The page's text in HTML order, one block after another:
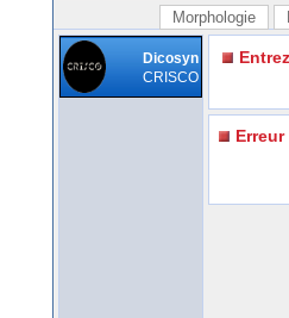
Morphologie
Dicosyn
CRISCO
Erreur